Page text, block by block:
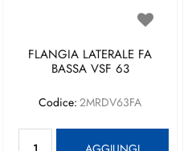
FLANGIA LATERALE FA
BASSA VSF 63
Codice: 2MRDV63FA